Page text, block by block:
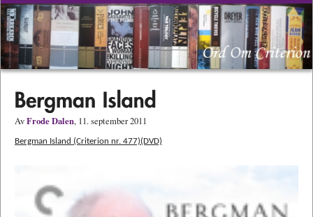
AvFrode Dalen, 11. september 2011
Bergman Island (Criterion nr. 477)(DVD)